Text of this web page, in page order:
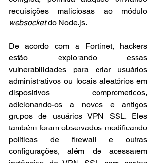
websocket do Node.js.
De acordo com a Fortinet, hackers
estão explorando essas
vulnerabilidades para criar usuários
administrativos ou locais aleatórios em
dispositivos comprometidos,
adicionando-os a novos e antigos
grupos de usuários VPN SSL. Eles
também foram observados modificando
políticas de firewall e outras
configurações, além de acessarem